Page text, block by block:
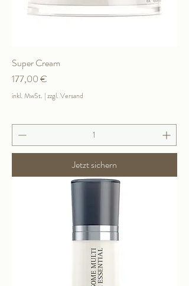
Super Cream
Preis
177,00 €
inkl. MwSt. |zzgl. Versand
Jetzt sichern